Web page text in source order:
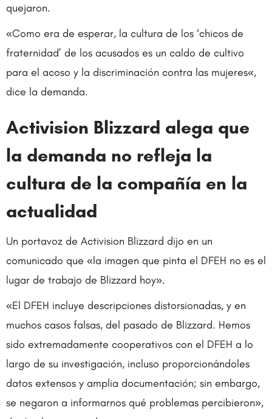
quejaron.
«Como era de esperar, la cultura de los ‘chicos de
fraternidad’ de los acusados ​​es un caldo de cultivo
para el acoso y la discriminación contra las mujeres«,
dice la demanda.
Activision Blizzard alega que
la demanda no refleja la
cultura de la compañía en la
actualidad
Un portavoz de Activision Blizzard dijo en un
comunicado que «la imagen que pinta el DFEH no es el
lugar de trabajo de Blizzard hoy».
«El DFEH incluye descripciones distorsionadas, y en
muchos casos falsas, del pasado de Blizzard. Hemos
sido extremadamente cooperativos con el DFEH a lo
largo de su investigación, incluso proporcionándoles
datos extensos y amplia documentación; sin embargo,
se negaron a informarnos qué problemas percibieron»,